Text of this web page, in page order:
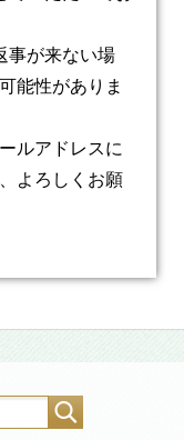
事が来ない場
能性がありま
ルアドレスに
よろしくお願